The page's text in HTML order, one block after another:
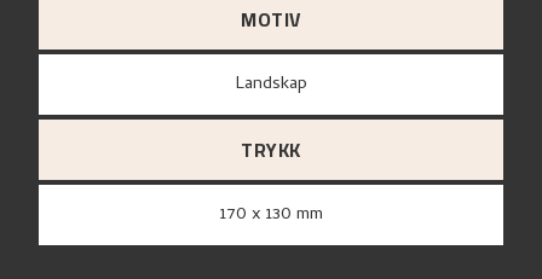
MOTIV
Landskap
TRYKK
170 x 130 mm